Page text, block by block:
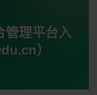
管理平台入
）